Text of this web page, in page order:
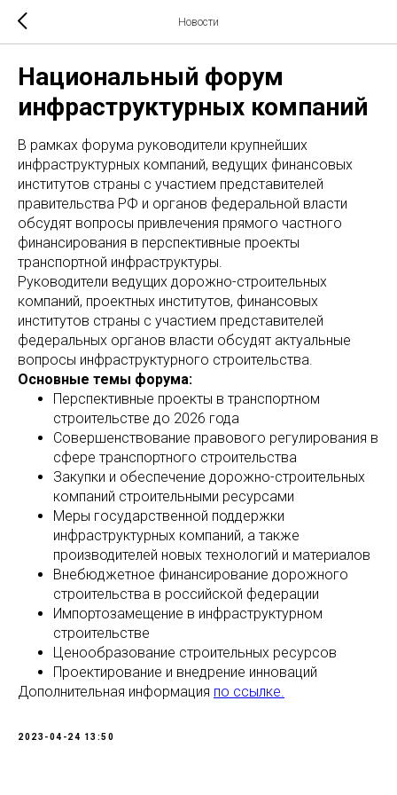
Новости
Национальный форум
инфраструктурных компаний
В рамках форума руководители крупнейших
инфраструктурных компаний, ведущих финансовых
институтов страны с участием представителей
правительства РФ и органов федеральной власти
обсудят вопросы привлечения прямого частного
финансирования в перспективные проекты
транспортной инфраструктуры.
Руководители ведущих дорожно-строительных
компаний, проектных институтов, финансовых
институтов страны с участием представителей
федеральных органов власти обсудят актуальные
вопросы инфраструктурного строительства.
Основные темы форума:
Перспективные проекты в транспортном
строительстве до 2026 года
Совершенствование правового регулирования в
сфере транспортного строительства
Закупки и обеспечение дорожно-строительных
компаний строительными ресурсами
Меры государственной поддержки
инфраструктурных компаний, а также
производителей новых технологий и материалов
Внебюджетное финансирование дорожного
строительства в российской федерации
Импортозамещение в инфраструктурном
строительстве
Ценообразование строительных ресурсов
Проектирование и внедрение инноваций
Дополнительная информация по ссылке.
2023-04-24 13:50